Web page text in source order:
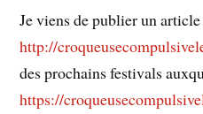
Je viens de publier un
http://
des prochains festivals
https://